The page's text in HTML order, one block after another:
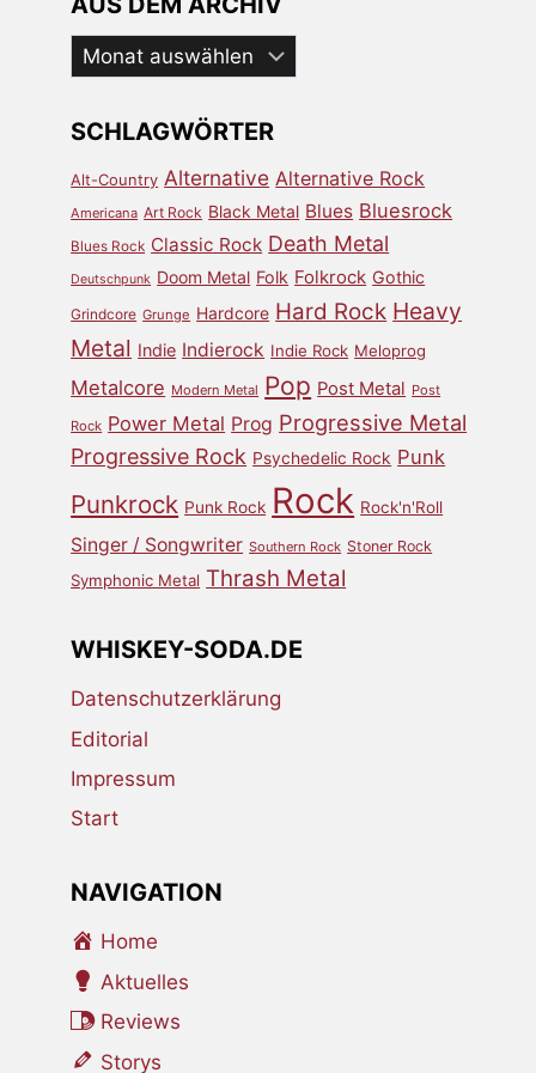
Aus
dem
SCHLAGWÖRTER
Alt-Country Alternative Alternative Rock
Americana Art Rock Black Metal Blues Bluesrock
Blues Rock Classic Rock Death Metal
Deutschpunk Doom Metal Folk Folkrock Gothic
Grindcore Grunge Hardcore Hard Rock Heavy
Metal Indie Indierock Indie Rock Meloprog
Metalcore Modern Metal Pop Post Metal Post
Rock Power Metal Prog Progressive Metal
Progressive Rock Psychedelic Rock Punk
Punkrock Punk Rock Rock Rock'n'Roll
Singer / Songwriter Southern Rock Stoner Rock
Symphonic Metal Thrash Metal
WHISKEY-SODA.DE
Datenschutzerklärung
Editorial
Impressum
Start
NAVIGATION
Home
Aktuelles
Reviews
Storys